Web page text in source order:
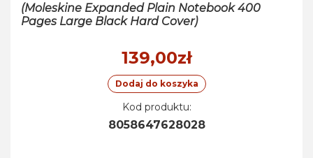
(Moleskine Expanded Plain Notebook 400
Pages Large Black Hard Cover)
139,00zł
Dodaj do koszyka
Kod produktu:
8058647628028